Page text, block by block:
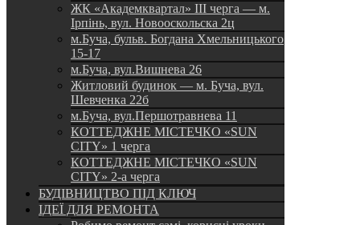
ЖК «Академквартал» III черга — м.
Ірпінь, вул. Новооскольска 2ц
м.Буча, бульв. Богдана Хмельницького
15-17
м.Буча, вул.Вишнева 26
Житловий будинок — м. Буча, вул.
Шевченка 22б
м.Буча, вул.Першотравнева 11
КОТТЕДЖНЕ МІСТЕЧКО «SUN
CITY» 1 черга
КОТТЕДЖНЕ МІСТЕЧКО «SUN
CITY» 2-а черга
БУДІВНИЦТВО ПІД КЛЮЧ
ІДЕЇ ДЛЯ РЕМОНТА